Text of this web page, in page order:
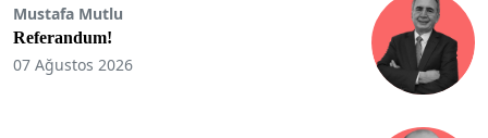
Mustafa Mutlu
Referandum!
07 Ağustos 2026